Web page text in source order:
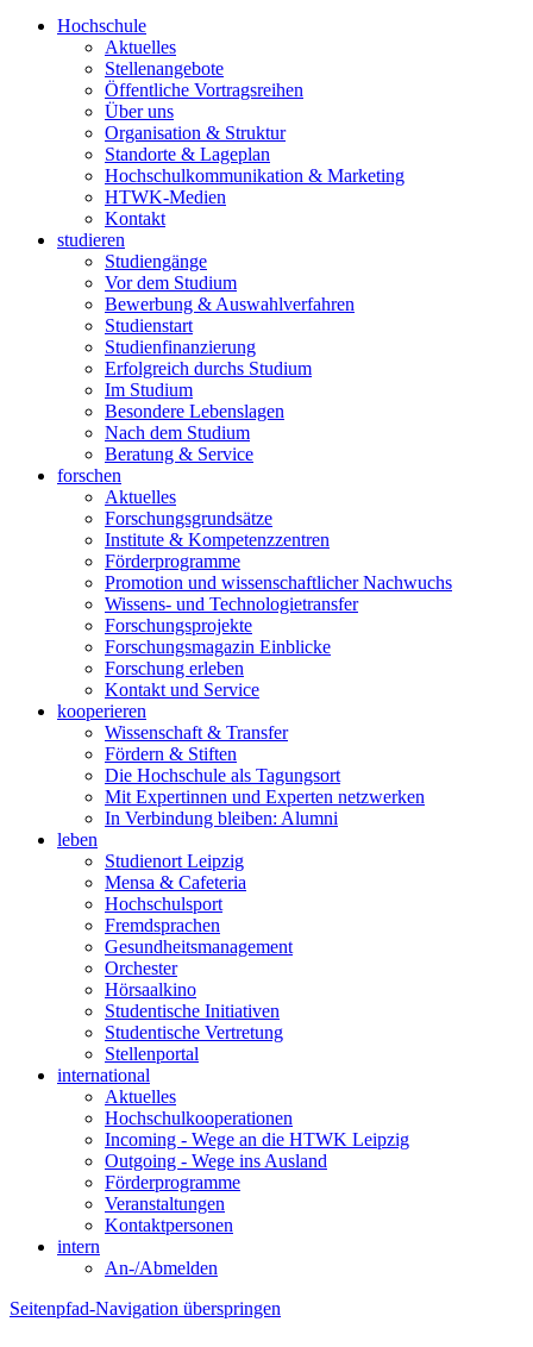
Hochschule
Aktuelles
Stellenangebote
Öffentliche Vortragsreihen
Über uns
Organisation & Struktur
Standorte & Lageplan
Hochschulkommunikation & Marketing
HTWK-Medien
Kontakt
studieren
Studiengänge
Vor dem Studium
Bewerbung & Auswahlverfahren
Studienstart
Studienfinanzierung
Erfolgreich durchs Studium
Im Studium
Besondere Lebenslagen
Nach dem Studium
Beratung & Service
forschen
Aktuelles
Forschungsgrundsätze
Institute & Kompetenzzentren
Förderprogramme
Promotion und wissenschaftlicher Nachwuchs
Wissens- und Technologietransfer
Forschungsprojekte
Forschungsmagazin Einblicke
Forschung erleben
Kontakt und Service
kooperieren
Wissenschaft & Transfer
Fördern & Stiften
Die Hochschule als Tagungsort
Mit Expertinnen und Experten netzwerken
In Verbindung bleiben: Alumni
leben
Studienort Leipzig
Mensa & Cafeteria
Hochschulsport
Fremdsprachen
Gesundheitsmanagement
Orchester
Hörsaalkino
Studentische Initiativen
Studentische Vertretung
Stellenportal
international
Aktuelles
Hochschulkooperationen
Incoming - Wege an die HTWK Leipzig
Outgoing - Wege ins Ausland
Förderprogramme
Veranstaltungen
Kontaktpersonen
intern
An-/Abmelden
Seitenpfad-Navigation überspringen